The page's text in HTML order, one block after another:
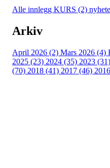
Alle innlegg KURS (2)
Arkiv
April 2026 (2) Mars 2026 (4)
2025 (23) 2024 (35) 2023 (31)
(70) 2018 (41) 2017 (46)